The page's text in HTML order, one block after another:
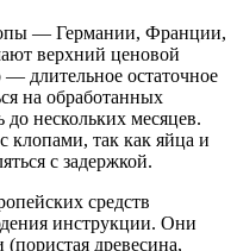
— Германии, Франции,
верхний ценовой
длительное остаточное
на обработанных
до нескольких месяцев.
клопами, так как яйца и
с задержкой.
средств
инструкции. Они
древесина,